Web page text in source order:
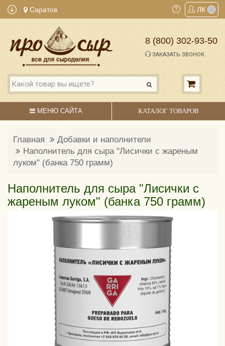
Саратов ЛК
8 (800) 302-93-50
ЗАКАЗАТЬ ЗВОНОК
МЕНЮ САЙТА КАТАЛОГ ТОВАРОВ
Главная
Добавки и наполнители
Наполнитель для сыра "Лисички с жареным
луком" (банка 750 грамм)
Наполнитель для сыра "Лисички с
жареным луком" (банка 750 грамм)